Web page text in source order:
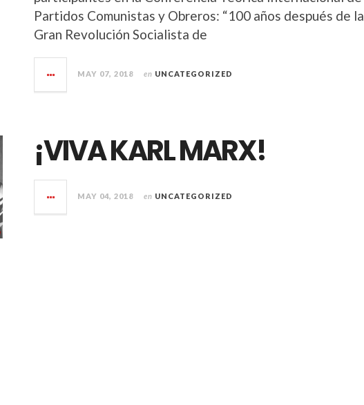
Partidos Comunistas y Obreros: “100 años después de la
Gran Revolución Socialista de
MAY 07, 2018 en UNCATEGORIZED
¡VIVA KARL MARX!
MAY 04, 2018 en UNCATEGORIZED